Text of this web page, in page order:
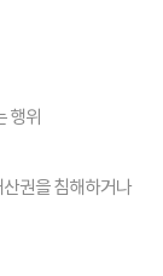
행위
권을 침해하거나